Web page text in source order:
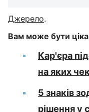
Джерело.
Вам може бути
Кар'єра
на яких
5 знаків
рішення у